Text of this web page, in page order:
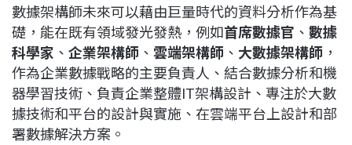
數據架構師未來可以藉由巨量時代的資料分析作為基
礎，能在既有領域發光發熱，例如首席數據官 、 數據
科學家 、 企業架構師 、 雲端架構師 、 大數據架構師 ，
作為企業數據戰略的主要負責人、結合數據分析和機
器學習技術、負責企業整體IT架構設計、專注於大數
據技術和平台的設計與實施、在雲端平台上設計和部
署數據解決方案。